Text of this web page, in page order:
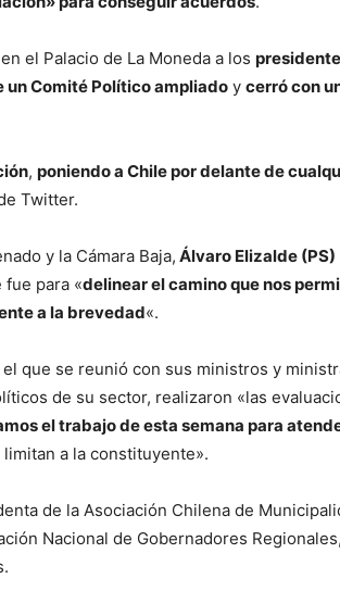
el Palacio de La Moneda a los
un Comité Político ampliado y cerró con
, poniendo a Chile por delante de
Twitter.
y la Cámara Baja, Álvaro Elizalde (PS)
para «delinear el camino que nos
a la brevedad«.
que se reunió con sus ministros y
de su sector, realizaron «las
el trabajo de esta semana para
a la constituyente».
de la Asociación Chilena de
Nacional de Gobernadores Regionales,